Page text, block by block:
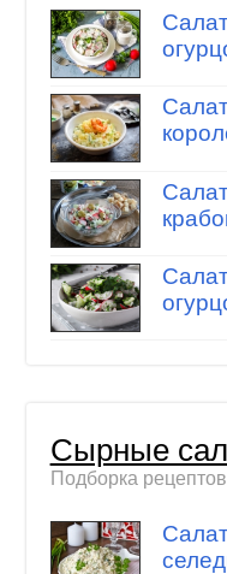
Сырные
Подборка рецептов